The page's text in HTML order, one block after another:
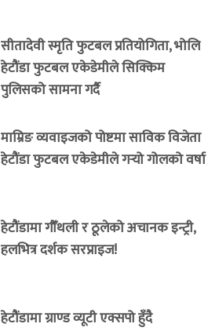
सीतादेवी स्मृति फुटबल प्रतियोगिता, भोलि
हेटौंडा फुटबल एकेडेमीले सिक्किम
पुलिसको सामना गर्दै
माम्रिङ व्यवाइजको पोष्टमा साविक विजेता
हेटौंडा फुटबल एकेडेमीले गर्‍यो गोलको वर्षा
हेटौंडामा गौँथली र ठूलेको अचानक इन्ट्री,
हलभित्र दर्शक सरप्राइज!
हेटौंडामा ग्राण्ड व्यूटी एक्सपो हुँदै